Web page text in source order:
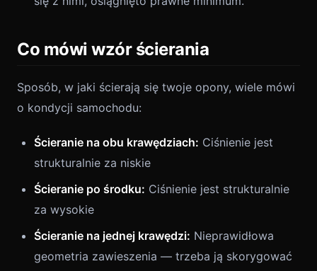
Co mówi wzór ścierania
Sposób, w jaki ścierają się twoje opony, wiele mówi
o kondycji samochodu:
Ścieranie na obu krawędziach: Ciśnienie jest
strukturalnie za niskie
Ścieranie po środku: Ciśnienie jest strukturalnie
za wysokie
Ścieranie na jednej krawędzi: Nieprawidłowa
geometria zawieszenia — trzeba ją skorygować